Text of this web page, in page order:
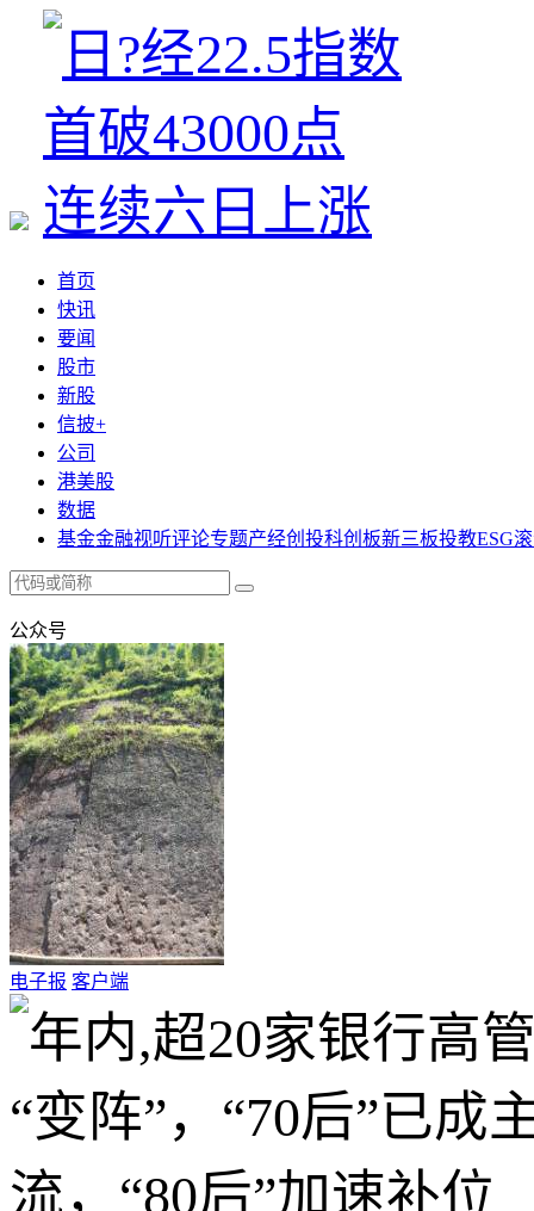
首页
快讯
要闻
股市
新股
信披+
公司
港美股
数据
基金金融视听评论专题产经创投科创板新三板投教ESG
公众号
电子报 客户端